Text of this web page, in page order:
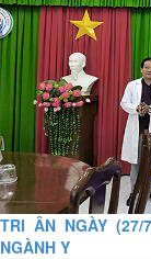
TRI ÂN NGÀY
NGÀNH Y